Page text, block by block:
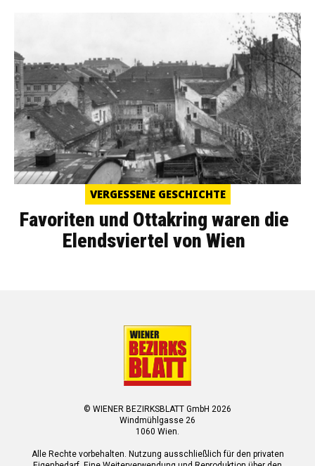
VERGESSENE GESCHICHTE
Favoriten und Ottakring waren die
Elendsviertel von Wien
© WIENER BEZIRKSBLATT GmbH 2026
Windmühlgasse 26
1060 Wien.
Alle Rechte vorbehalten. Nutzung ausschließlich für den privaten